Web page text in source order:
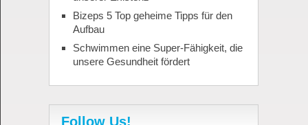
Bizeps 5 Top geheime Tipps für den
Aufbau
Schwimmen eine Super-Fähigkeit, die
unsere Gesundheit fördert
Follow Us!